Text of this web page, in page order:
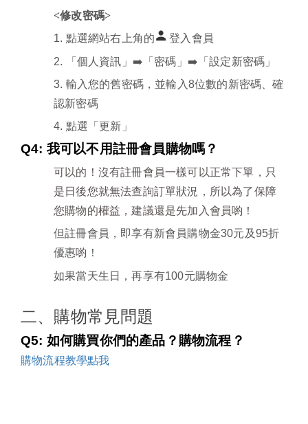
<修改密碼>
1. 點選網站右上角的
登入會員
2.
「個人資訊」➡️「密碼」➡️「設定新密碼」
3. 輸入您的舊密碼，並輸入8位數的新密碼、確
認新密碼
4. 點選「更新」
Q4: 我可以不用註冊會員購物嗎？
可以的！沒有註冊會員一樣可以正常下單，只
是日後您就無法查詢訂單狀況，所以為了保障
您購物的權益，建議還是先加入會員喲！
但註冊會員，即享有新會員購物金30元及95折
優惠喲 ！
如果當天生日，再享有100元購物金
二、購物常見問題
Q5: 如何購買你們的產品？購物流程？
購物流程教學點我